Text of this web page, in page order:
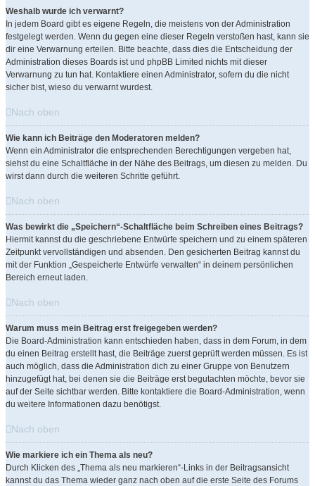
Weshalb wurde ich verwarnt?
In jedem Board gibt es eigene Regeln, die meistens von der Administration
festgelegt werden. Wenn du gegen eine dieser Regeln verstoßen hast, kann sie
dir eine Verwarnung erteilen. Bitte beachte, dass dies die Entscheidung der
Administration dieses Boards ist und phpBB Limited nichts mit dieser
Verwarnung zu tun hat. Kontaktiere einen Administrator, sofern du die nicht
sicher bist, wieso du verwarnt wurdest.
Nach oben
Wie kann ich Beiträge den Moderatoren melden?
Wenn ein Administrator die entsprechenden Berechtigungen vergeben hat,
siehst du eine Schaltfläche in der Nähe des Beitrags, um diesen zu melden. Du
wirst dann durch die weiteren Schritte geführt.
Nach oben
Was bewirkt die „Speichern“-Schaltfläche beim Schreiben eines Beitrags?
Hiermit kannst du die geschriebene Entwürfe speichern und zu einem späteren
Zeitpunkt vervollständigen und absenden. Den gesicherten Beitrag kannst du
mit der Funktion „Gespeicherte Entwürfe verwalten“ in deinem persönlichen
Bereich erneut laden.
Nach oben
Warum muss mein Beitrag erst freigegeben werden?
Die Board-Administration kann entschieden haben, dass in dem Forum, in dem
du einen Beitrag erstellt hast, die Beiträge zuerst geprüft werden müssen. Es ist
auch möglich, dass die Administration dich zu einer Gruppe von Benutzern
hinzugefügt hat, bei denen sie die Beiträge erst begutachten möchte, bevor sie
auf der Seite sichtbar werden. Bitte kontaktiere die Board-Administration, wenn
du weitere Informationen dazu benötigst.
Nach oben
Wie markiere ich ein Thema als neu?
Durch Klicken des „Thema als neu markieren“-Links in der Beitragsansicht
kannst du das Thema wieder ganz nach oben auf die erste Seite des Forums